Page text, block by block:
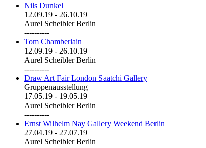
Nils Dunkel
12.09.19 - 26.10.19
Aurel Scheibler Berlin
----------
Tom Chamberlain
12.09.19 - 26.10.19
Aurel Scheibler Berlin
----------
Draw Art Fair London Saatchi Gallery
Gruppenausstellung
17.05.19 - 19.05.19
Aurel Scheibler Berlin
----------
Ernst Wilhelm Nay Gallery Weekend Berlin
27.04.19 - 27.07.19
Aurel Scheibler Berlin